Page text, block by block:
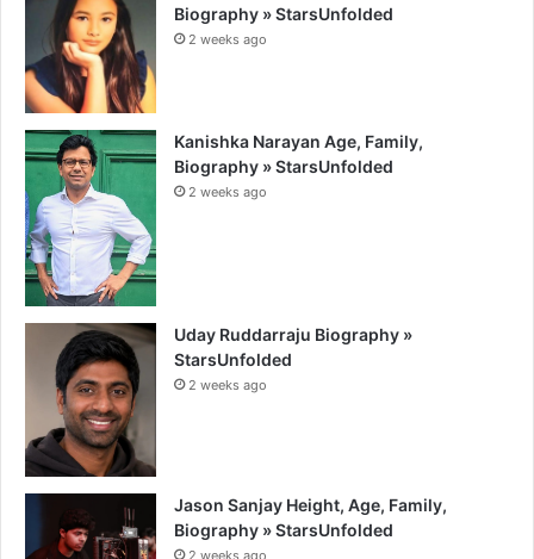
Biography » StarsUnfolded
2 weeks ago
Kanishka Narayan Age, Family,
Biography » StarsUnfolded
2 weeks ago
Uday Ruddarraju Biography »
StarsUnfolded
2 weeks ago
Jason Sanjay Height, Age, Family,
Biography » StarsUnfolded
2 weeks ago